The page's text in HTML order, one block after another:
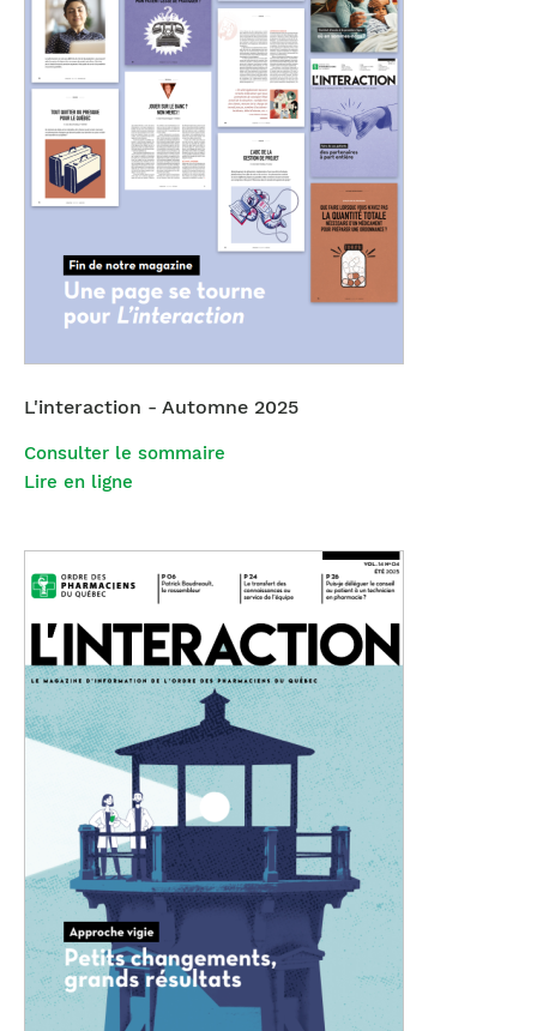
L'interaction - Automne 2025
Consulter le sommaire
Lire en ligne